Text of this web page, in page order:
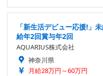
「新生活デビュー応援!」
給年2回賞与年2回
AQUARIUS株式会社
神奈川県
月給28万円～60万円